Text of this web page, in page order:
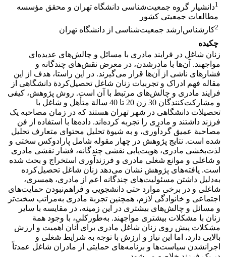
1دانشیار گروه جمعیت‌شناسی دانشگاه تهران و محقق مؤسسه
مطالعات جمعیتی کشور
2کارشناس‌ارشد جمعیت‌شناسی از دانشگاه تهران
چکیده
زنان شاغل در فرایند مادری با مسائل و چالش‌های عدیده‌ای
مواجهند. آن‌ها با مادرشدن، در معرض نقش‌های چندگانه و
فشارهای ناشی از آن‌ها قرار می‌گیرند. در این راستا، هدف از این
مقاله فهم ادراک و تجربیات زنان شاغل تحصیل‌کردة دانشگاهی از
فرایند مادری و چالش‌های مرتبط با آن است. روش پژوهش، کیفی
و مشارکت‌کنندگان 30 زن 20 تا 40 سالة متأهل و شاغل با
تحصیلات دانشگاهی در شهر تهران هستند که در زمان مصاحبه یک
فرزند داشتند و مادری را تجربه کرده‌اند. داده‌ها با استفاده از فن
مصاحبة عمیق گردآوری، و به شیوة تحلیل محتوای متعارف تحلیل
شده است. نتایج پژوهش در چهار مقوله شامل پارادوکس سختی و
لذت‌بخشی مادری، هویت‌یابی نقشی چندگانه، فشار نقشی مادری
و شاغلی و موانع شغلی مادری و فرزندآوری استخراج و بحث شده
است. یافته‌های پژوهش نشان می‌دهد زنان شاغل تحصیل‌کرده
به‌دلیل داشتن مسئولیت‌های چندگانه اعم از مادری، همسری،
شاغلی و در برخی موارد حتی دانشجویی و فراهم‌نبودن حمایت‌های
اجتماعی و خانوادگی لازم، همچنین تجربة مادری به‌مراتب سخت‌تر
و مسائل و چالش‌های بیشتری در این زمینه، در مقایسه با سایر
زنان با مشکلات بیشتری مواجهند. به‌طورکلی، با وجود همة
مشکلات پیش روی زنان شاغل مادری برای آنان اهمیت و ارزش
بالایی دارد، اما این نیاز و ارزش با توجه به شرایط شغلی و
اجرانشدن سیاست‌ها و برنامه‌های حمایتی از مادران شاغل عمدتاً